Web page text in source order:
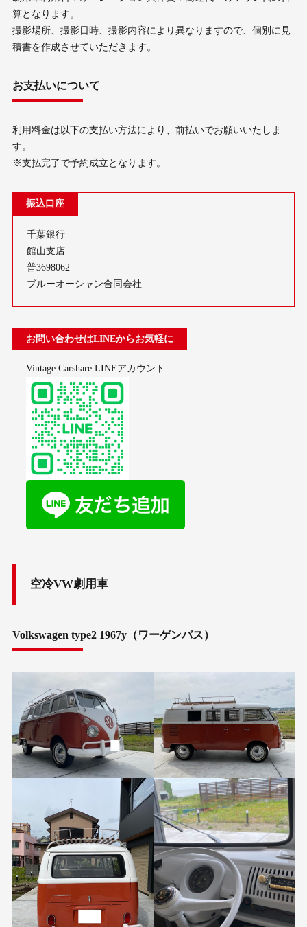
算となります。
撮影場所、撮影日時、撮影内容により異なりますので、個別に見
積書を作成させていただきます。
お支払いについて
利用料金は以下の支払い方法により、前払いでお願いいたしま
す。
※支払完了で予約成立となります。
振込口座
千葉銀行
館山支店
普3698062
ブルーオーシャン合同会社
お問い合わせはLINEからお気軽に
Vintage Carshare LINEアカウント
空冷VW劇用車
Volkswagen type2 1967y（ワーゲンバス）